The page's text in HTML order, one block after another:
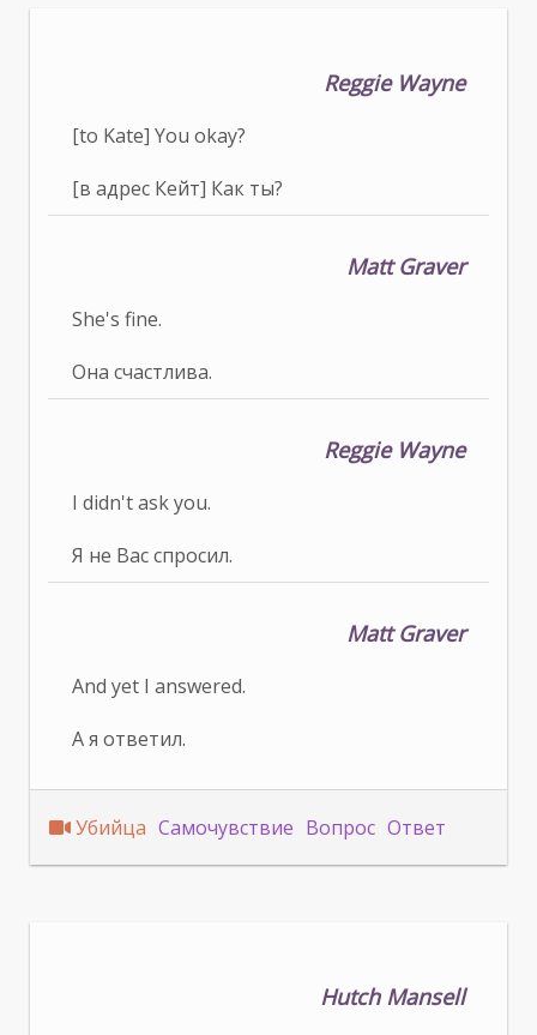
Reggie Wayne
[to Kate] You okay?
[в адрес Кейт] Как ты?
Matt Graver
She's fine.
Она счастлива.
Reggie Wayne
I didn't ask you.
Я не Вас спросил.
Matt Graver
And yet I answered.
А я ответил.
Убийца Самочувствие Вопрос Ответ
Hutch Mansell